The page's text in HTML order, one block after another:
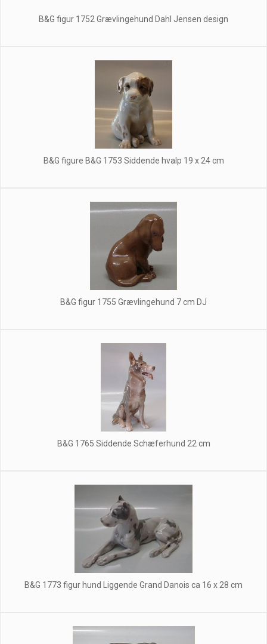
B&G figur 1752 Grævlingehund Dahl Jensen design
B&G figure B&G 1753 Siddende hvalp 19 x 24 cm
B&G figur 1755 Grævlingehund 7 cm DJ
B&G 1765 Siddende Schæferhund 22 cm
B&G 1773 figur hund Liggende Grand Danois ca 16 x 28 cm